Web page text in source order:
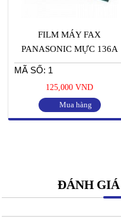
FILM MÁY FAX
PANASONIC MỰC 136A
MÃ SỐ: 1
125,000 VND
Mua hàng
ĐÁNH